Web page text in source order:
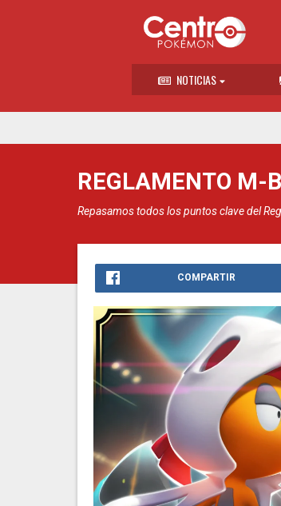
NOTICIAS
REGLAMENTO M-
Repasamos todos los puntos clave del
COMPARTIR